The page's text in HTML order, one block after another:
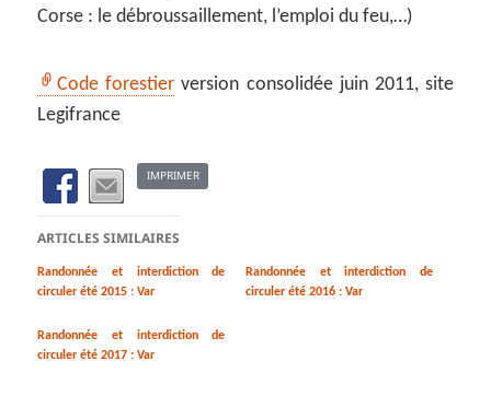
Corse : le débroussaillement, l’emploi du feu,…)
Code forestier version consolidée juin 2011, site
Legifrance
IMPRIMER
ARTICLES SIMILAIRES
Randonnée et interdiction de
circuler été 2015 : Var
Randonnée et interdiction de
circuler été 2016 : Var
Randonnée et interdiction de
circuler été 2017 : Var